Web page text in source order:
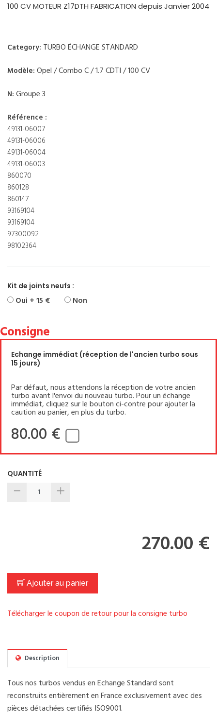
100 CV MOTEUR Z17DTH FABRICATION depuis Janvier 2004
Category: TURBO ÉCHANGE STANDARD
Modèle: Opel / Combo C / 1.7 CDTI / 100 CV
N: Groupe 3
Référence :
49131-06007
49131-06006
49131-06004
49131-06003
860070
860128
860147
93169104
93169104
97300092
98102364
Kit de joints neufs :
Oui + 15 € Non
Consigne
Echange immédiat (réception de l'ancien turbo sous
15 jours)
Par défaut, nous attendons la réception de votre ancien
turbo avant l'envoi du nouveau turbo. Pour un échange
immédiat, cliquez sur le bouton ci-contre pour ajouter la
caution au panier, en plus du turbo.
80.00 €
QUANTITÉ
270.00 €
Ajouter au panier
Télécharger le coupon de retour pour la consigne turbo
Description
Tous nos turbos vendus en Echange Standard sont
reconstruits entièrement en France exclusivement avec des
pièces détachées certifiés ISO9001.